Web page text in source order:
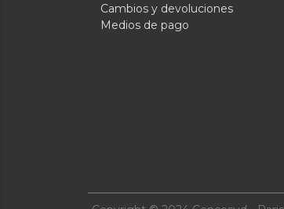
Cambios y devoluciones
Medios de pago